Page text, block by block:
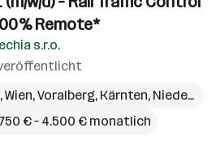
Remote*
s.r.o.
,Wien,Voralberg, Kärnten, Niederösterreich
€ – 4.500 € monatlich